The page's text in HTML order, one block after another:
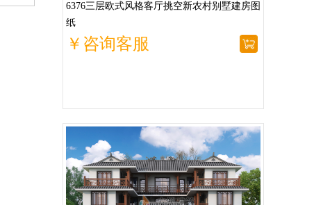
6376三层欧式风格客厅挑空新农村别墅建房图
纸
￥咨询客服